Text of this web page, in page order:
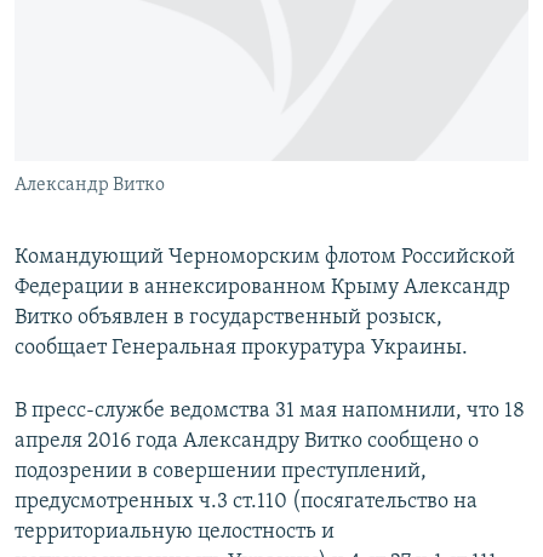
Все сайты RFE/RL
Александр Витко
Командующий Черноморским флотом Российской
Федерации в аннексированном Крыму Александр
Витко объявлен в государственный розыск,
сообщает Генеральная прокуратура Украины.
В пресс-службе ведомства 31 мая напомнили, что 18
апреля 2016 года Александру Витко сообщено о
подозрении в совершении преступлений,
предусмотренных ч.3 ст.110 (посягательство на
территориальную целостность и